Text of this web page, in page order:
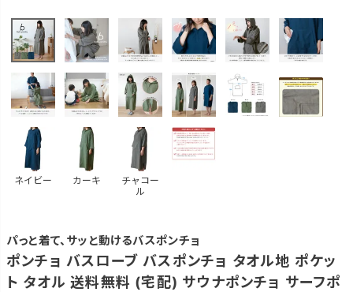
ネイビー カーキ
チャコー
ル
パっと着て、サッと動けるバスポンチョ
ポンチョ バスローブ バスポンチョ タオル地 ポケッ
ト タオル 送料無料 (宅配) サウナポンチョ サーフポ